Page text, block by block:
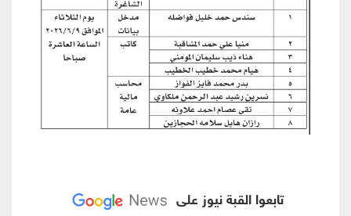
تابعوا القبة نيوز على